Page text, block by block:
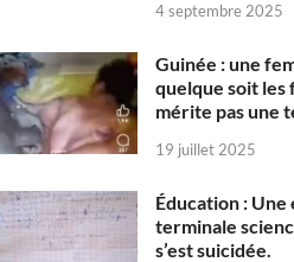
4 septembre 2025
Guinée : une
quelque soit les
mérite pas une
19 juillet 2025
Éducation : Une
terminale
s’est suicidée.